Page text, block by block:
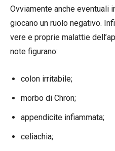
Ovviamente anche eventuali
giocano un ruolo negativo.
vere e proprie malattie
note figurano:
colon irritabile;
morbo di Chron;
appendicite infiammata;
celiachia;